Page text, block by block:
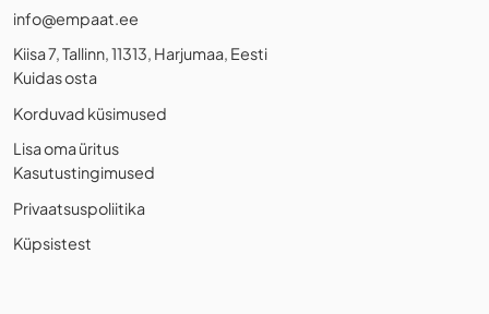
info@empaat.ee
Kiisa 7, Tallinn, 11313, Harjumaa, Eesti
Kuidas osta
Korduvad küsimused
Lisa oma üritus
Kasutustingimused
Privaatsuspoliitika
Küpsistest